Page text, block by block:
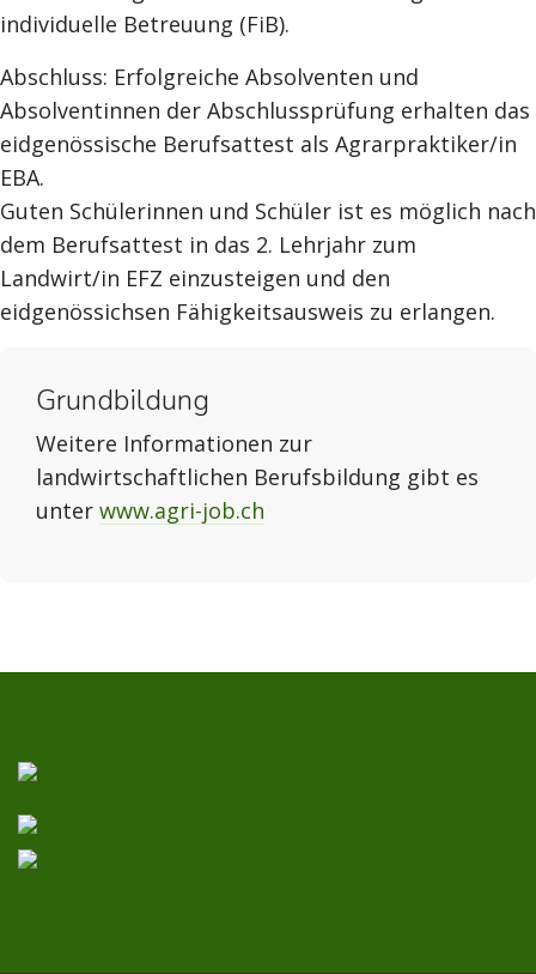
individuelle Betreuung (FiB).
Abschluss: Erfolgreiche Absolventen und
Absolventinnen der Abschlussprüfung erhalten das
eidgenössische Berufsattest als Agrarpraktiker/in
EBA.
Guten Schülerinnen und Schüler ist es möglich nach
dem Berufsattest in das 2. Lehrjahr zum
Landwirt/in EFZ einzusteigen und den
eidgenössichsen Fähigkeitsausweis zu erlangen.
Grundbildung
Weitere Informationen zur
landwirtschaftlichen Berufsbildung gibt es
unter www.agri-job.ch